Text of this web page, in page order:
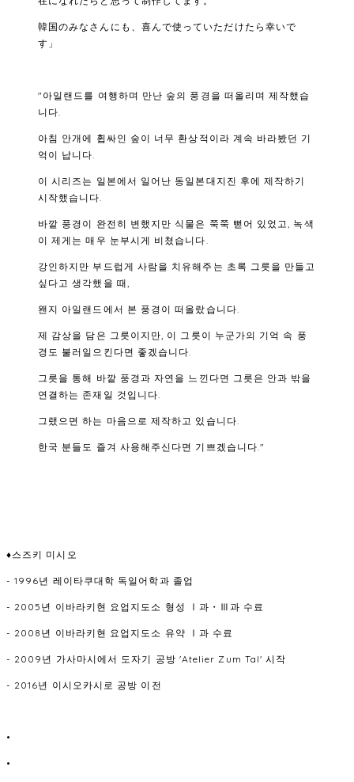
韓国のみなさんにも、喜んで使っていただけたら幸いで
す」
"아일랜드를 여행하며 만난 숲의 풍경을 떠올리며 제작했습
니다.
아침 안개에 휩싸인 숲이 너무 환상적이라 계속 바라봤던 기
억이 납니다.
이 시리즈는 일본에서 일어난 동일본대지진 후에 제작하기
시작했습니다.
바깥 풍경이 완전히 변했지만 식물은 쭉쭉 뻗어 있었고, 녹색
이 제게는 매우 눈부시게 비쳤습니다.
강인하지만 부드럽게 사람을 치유해주는 초록 그릇을 만들고
싶다고 생각했을 때,
왠지 아일랜드에서 본 풍경이 떠올랐습니다.
제 감상을 담은 그릇이지만, 이 그릇이 누군가의 기억 속 풍
경도 불러일으킨다면 좋겠습니다.
그릇을 통해 바깥 풍경과 자연을 느낀다면 그릇은 안과 밖을
연결하는 존재일 것입니다.
그랬으면 하는 마음으로 제작하고 있습니다.
한국 분들도 즐겨 사용해주신다면 기쁘겠습니다."
♦스즈키 미시오
- 1996년 레이타쿠대학 독일어학과 졸업
- 2005년 이바라키현 요업지도소 형성 Ⅰ과・Ⅲ과 수료
- 2008년 이바라키현 요업지도소 유약 Ⅰ과 수료
- 2009년 가사마시에서 도자기 공방 'Atelier Zum Tal' 시작
- 2016년 이시오카시로 공방 이전
•
•